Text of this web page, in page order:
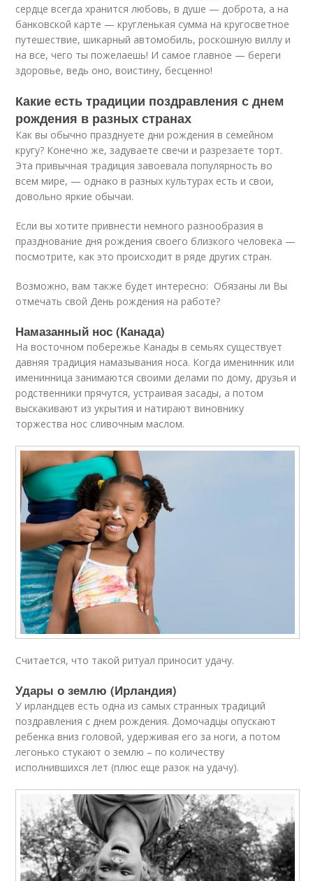
сердце всегда хранится любовь, в душе — доброта, а на
банковской карте — кругленькая сумма на кругосветное
путешествие, шикарный автомобиль, роскошную виллу и
на все, чего ты пожелаешь! И самое главное — береги
здоровье, ведь оно, воистину, бесценно!
Какие есть традиции поздравления с днем
рождения в разных странах
Как вы обычно празднуете дни рождения в семейном
кругу? Конечно же, задуваете свечи и разрезаете торт.
Эта привычная традиция завоевала популярность во
всем мире, — однако в разных культурах есть и свои,
довольно яркие обычаи.
Если вы хотите привнести немного разнообразия в
празднование дня рождения своего близкого человека —
посмотрите, как это происходит в ряде других стран.
Возможно, вам также будет интересно: Обязаны ли Вы
отмечать свой День рождения на работе?
Намазанный нос (Канада)
На восточном побережье Канады в семьях существует
давняя традиция намазывания носа. Когда именинник или
именинница занимаются своими делами по дому, друзья и
родственники прячутся, устраивая засады, а потом
выскакивают из укрытия и натирают виновнику
торжества нос сливочным маслом.
Считается, что такой ритуал приносит удачу.
Удары о землю (Ирландия)
У ирландцев есть одна из самых странных традиций
поздравления с днем рождения. Домочадцы опускают
ребенка вниз головой, удерживая его за ноги, а потом
легонько стукают о землю – по количеству
исполнившихся лет (плюс еще разок на удачу).